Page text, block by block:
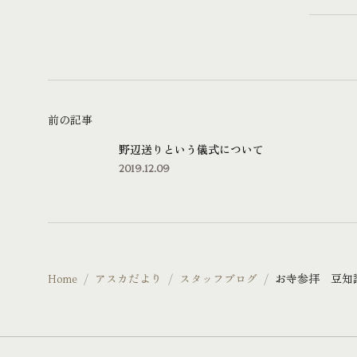
前の記事
野辺送りという儀式について
2019.12.09
Home アスカだより スタッフブログ お寺参拝 豆知